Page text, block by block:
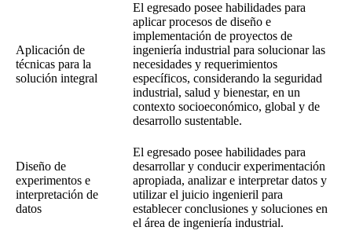
Aplicación de
técnicas para la
solución integral
El egresado posee habilidades para
aplicar procesos de diseño e
implementación de proyectos de
ingeniería industrial para solucionar las
necesidades y requerimientos
específicos, considerando la seguridad
industrial, salud y bienestar, en un
contexto socioeconómico, global y de
desarrollo sustentable.
Diseño de
experimentos e
interpretación de
datos
El egresado posee habilidades para
desarrollar y conducir experimentación
apropiada, analizar e interpretar datos y
utilizar el juicio ingenieril para
establecer conclusiones y soluciones en
el área de ingeniería industrial.